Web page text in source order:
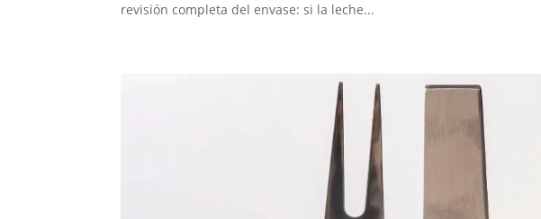
revisión completa del envase: si la leche...